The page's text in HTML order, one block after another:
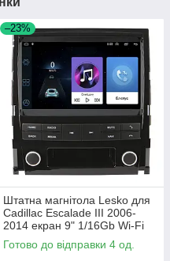
–23%
Штатна магнітола Lesko для
Cadillac Escalade III 2006-
2014 екран 9" 1/16Gb Wi-Fi
GPS Base Каміллак 4 шт.
Готово до відправки 4 од.